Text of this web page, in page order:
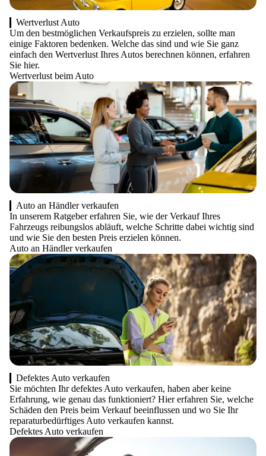
Wertverlust Auto
Um den bestmöglichen Verkaufspreis zu erzielen, sollte man
einige Faktoren bedenken. Welche das sind und wie Sie ganz
einfach den Wertverlust Ihres Autos berechnen können, erfahren
Sie hier.
Wertverlust beim Auto
Auto an Händler verkaufen
In unserem Ratgeber erfahren Sie, wie der Verkauf Ihres
Fahrzeugs reibungslos abläuft, welche Schritte dabei wichtig sind
und wie Sie den besten Preis erzielen können.
Auto an Händler verkaufen
Defektes Auto verkaufen
Sie möchten Ihr defektes Auto verkaufen, haben aber keine
Erfahrung, wie genau das funktioniert? Hier erfahren Sie, welche
Schäden den Preis beim Verkauf beeinflussen und wo Sie Ihr
reparaturbedürftiges Auto verkaufen kannst.
Defektes Auto verkaufen